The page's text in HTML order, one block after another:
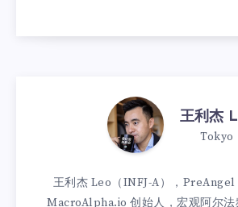
王利杰
Tokyo
王利杰 Leo（INFJ-A），PreAngel
MacroAlpha.io 创始人，宏观阿尔法